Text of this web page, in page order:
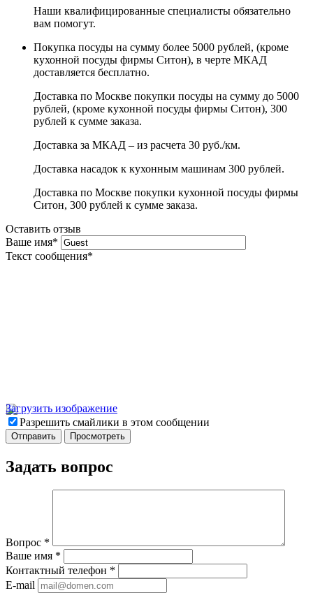
Наши квалифицированные специалисты обязательно
вам помогут.
Покупка посуды на сумму более 5000 рублей, (кроме
кухонной посуды фирмы Ситон), в черте МКАД
доставляется бесплатно.
Доставка по Москве покупки посуды на сумму до 5000
рублей, (кроме кухонной посуды фирмы Ситон), 300
рублей к сумме заказа.
Доставка за МКАД – из расчета 30 руб./км.
Доставка насадок к кухонным машинам 300 рублей.
Доставка по Москве покупки кухонной посуды фирмы
Ситон, 300 рублей к сумме заказа.
Оставить отзыв
Ваше имя*
Текст сообщения*
Загрузить изображение
Разрешить смайлики в этом сообщении
Задать вопрос
Вопрос *
Ваше имя *
Контактный телефон *
E-mail